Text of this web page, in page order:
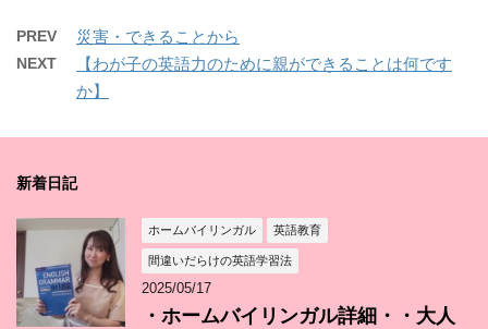
PREV 災害・できることから
NEXT
【わが子の英語力のために親ができることは何です
か】
新着日記
ホームバイリンガル 英語教育
間違いだらけの英語学習法
2025/05/17
・ホームバイリンガル詳細・・大人